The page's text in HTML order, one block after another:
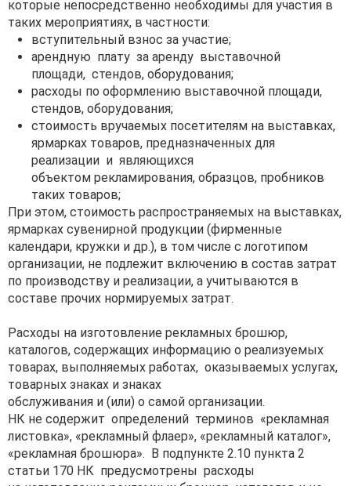
которые непосредственно необходимы для участия в
таких мероприятиях, в частности:
вступительный взнос за участие;
арендную плату за аренду выставочной
площади, стендов, оборудования;
расходы по оформлению выставочной площади,
стендов, оборудования;
стоимость вручаемых посетителям на выставках,
ярмарках товаров, предназначенных для
реализации и являющихся
объектом рекламирования, образцов, пробников
таких товаров;
При этом, стоимость распространяемых на выставках,
ярмарках сувенирной продукции (фирменные
календари, кружки и др.), в том числе с логотипом
организации, не подлежит включению в состав затрат
по производству и реализации, а учитываются в
составе прочих нормируемых затрат.
Расходы на изготовление рекламных брошюр,
каталогов, содержащих информацию о реализуемых
товарах, выполняемых работах, оказываемых услугах,
товарных знаках и знаках
обслуживания и (или) о самой организации.
НК не содержит определений терминов «рекламная
листовка», «рекламный флаер», «рекламный каталог»,
«рекламная брошюра». В подпункте 2.10 пункта 2
статьи 170 НК предусмотрены расходы